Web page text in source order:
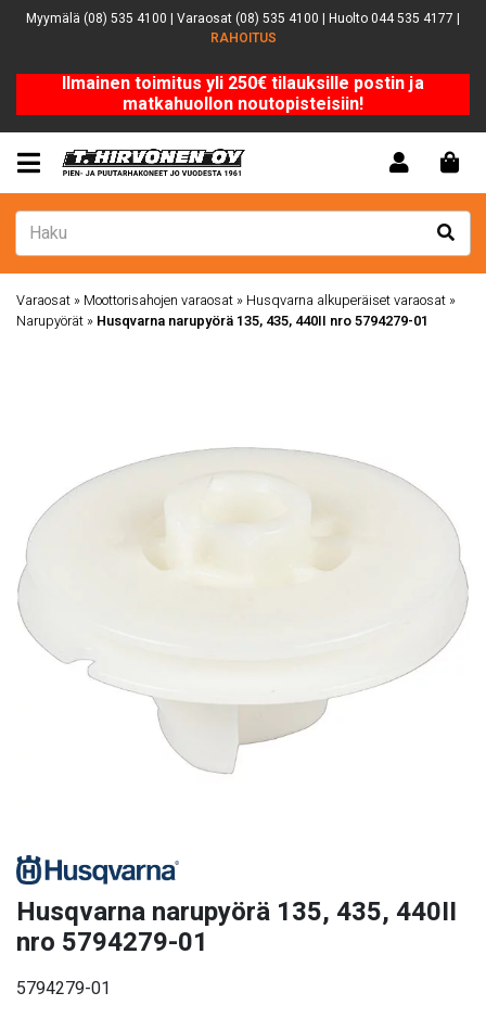
Myymälä (08) 535 4100 | Varaosat (08) 535 4100 | Huolto 044 535 4177 |
RAHOITUS
Ilmainen toimitus yli 250€ tilauksille postin ja
matkahuollon noutopisteisiin!
Varaosat » Moottorisahojen varaosat » Husqvarna alkuperäiset varaosat »
Narupyörät » Husqvarna narupyörä 135, 435, 440II nro 5794279-01
Husqvarna narupyörä 135, 435, 440II
nro 5794279-01
5794279-01